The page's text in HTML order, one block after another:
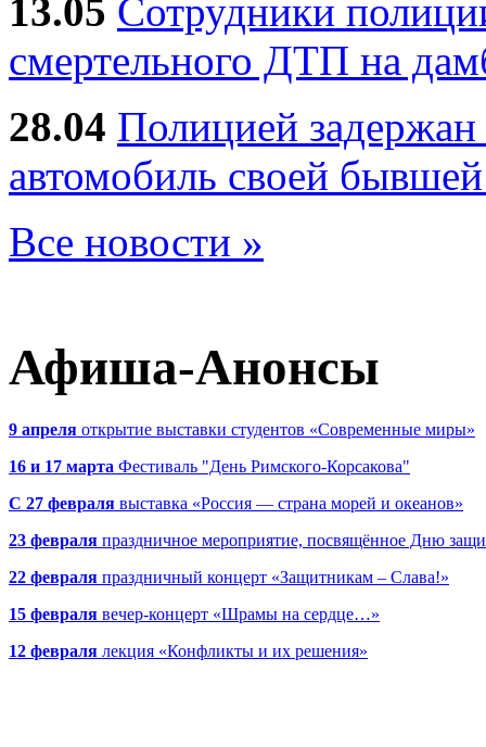
13.05 Сотрудники
смертельного ДТП на
28.04 Полицией
автомобиль своей
Все новости »
Афиша-Анонсы
9 апреля открытие выставки студентов «Современные миры»
16 и 17 марта Фестиваль "День Римского-Корсакова"
С 27 февраля выставка «Россия — страна морей и океанов»
23 февраля праздничное мероприятие, посвящённое Дню
22 февраля праздничный концерт «Защитникам – Слава!»
15 февраля вечер-концерт «Шрамы на сердце…»
12 февраля лекция «Конфликты и их решения»